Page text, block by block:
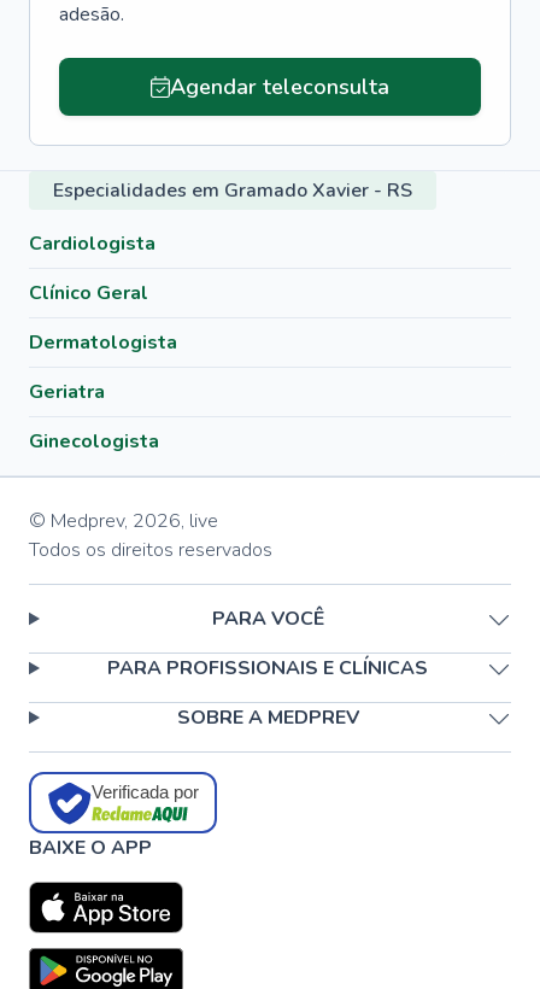
adesão.
Agendar teleconsulta
Especialidades em Gramado Xavier - RS
Cardiologista
Clínico Geral
Dermatologista
Geriatra
Ginecologista
© Medprev, 2026, live
Todos os direitos reservados
PARA VOCÊ
PARA PROFISSIONAIS E CLÍNICAS
SOBRE A MEDPREV
Verificada por
BAIXE O APP